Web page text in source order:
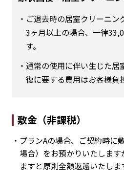
・ご退去時の居室クリーニ
3ヶ月以上の場合、一律
す。
・通常の使用に伴い生じた
復に要する費用はお客様負
敷金（非課税）
・プランAの場合、ご契約時に
場合）をお預かりいたしま
ますと原則全額返還いたしま